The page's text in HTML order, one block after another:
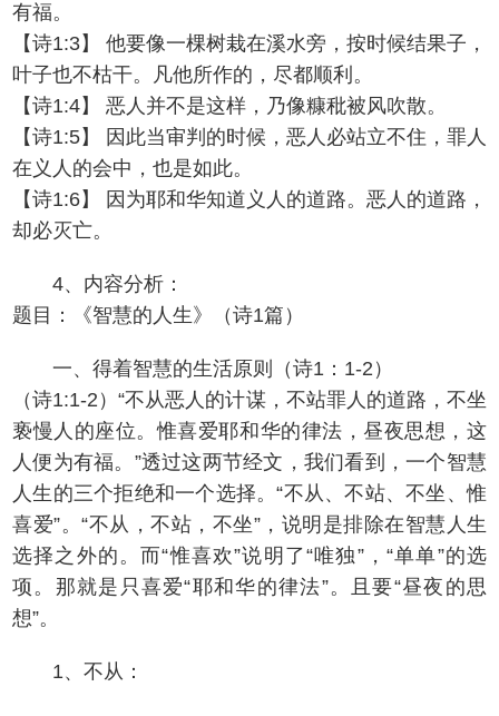
有福。
【诗1:3】 他要像一棵树栽在溪水旁，按时候结果子，
叶子也不枯干。凡他所作的，尽都顺利。
【诗1:4】 恶人并不是这样，乃像糠秕被风吹散。
【诗1:5】 因此当审判的时候，恶人必站立不住，罪人
在义人的会中，也是如此。
【诗1:6】 因为耶和华知道义人的道路。恶人的道路，
却必灭亡。
4、内容分析：
题目：《智慧的人生》（诗1篇）
一、得着智慧的生活原则（诗1：1-2）
（诗1:1-2）“不从恶人的计谋，不站罪人的道路，不坐
亵慢人的座位。惟喜爱耶和华的律法，昼夜思想，这
人便为有福。”透过这两节经文，我们看到，一个智慧
人生的三个拒绝和一个选择。“不从、不站、不坐、惟
喜爱”。“不从，不站，不坐”，说明是排除在智慧人生
选择之外的。而“惟喜欢”说明了“唯独”，“单单”的选
项。那就是只喜爱“耶和华的律法”。且要“昼夜的思
想”。
1、不从：